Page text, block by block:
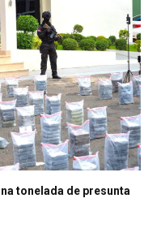
tonelada de presunta